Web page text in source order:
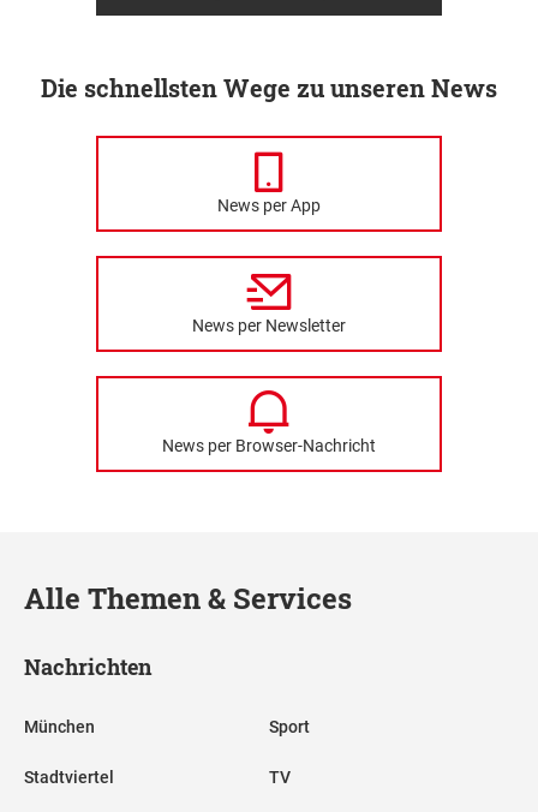
Die schnellsten Wege zu unseren News
News per App
News per Newsletter
News per Browser-Nachricht
Alle Themen & Services
Nachrichten
München
Stadtviertel
Sport
TV